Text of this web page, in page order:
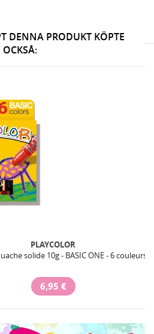
DENNA PRODUKT KÖPTE
OCKSÅ:
PLAYCOLOR
solide 10g - BASIC ONE - 6 couleurs
6,95 €